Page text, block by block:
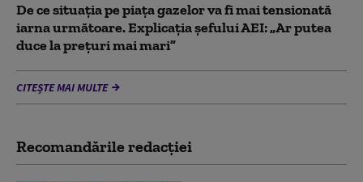
De ce situaţia pe piaţa gazelor va fi mai tensionată
iarna următoare. Explicația șefului AEI: „Ar putea
duce la preţuri mai mari”
CITEȘTE MAI MULTE
Recomandările redacţiei